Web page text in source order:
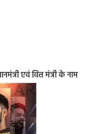
एवं वित्त मंत्री के नाम